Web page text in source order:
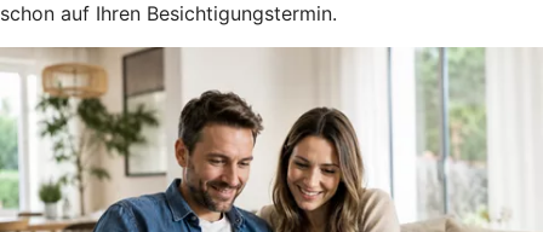
schon auf Ihren Besichtigungstermin.